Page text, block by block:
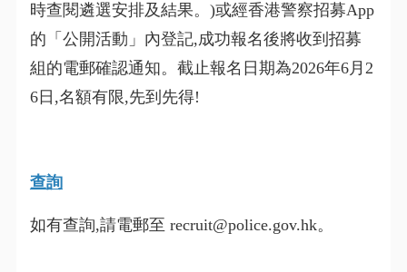
時查閱遴選安排及結果。)或經香港警察招募App
的「公開活動」內登記,成功報名後將收到招募
組的電郵確認通知。截止報名日期為2026年6月2
6日,名額有限,先到先得!
查詢
如有查詢,請電郵至 recruit@police.gov.hk。